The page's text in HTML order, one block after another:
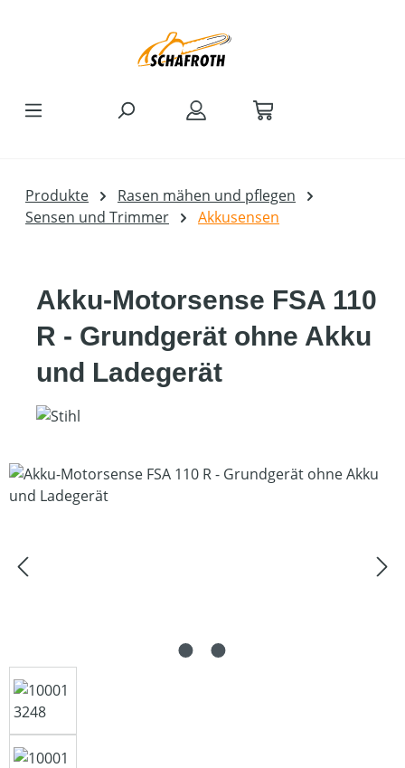
Produkte
Rasen mähen und pflegen
Sensen und Trimmer
Akkusensen
Akku-Motorsense FSA 110
R - Grundgerät ohne Akku
und Ladegerät
Bildergalerie überspringen